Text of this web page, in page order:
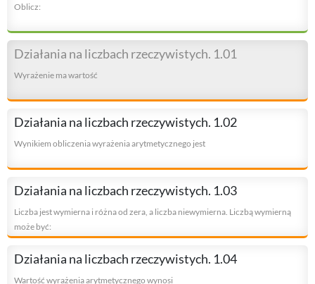
Oblicz:
Działania na liczbach rzeczywistych. 1.01
Wyrażenie ma wartość
Działania na liczbach rzeczywistych. 1.02
Wynikiem obliczenia wyrażenia arytmetycznego jest
Działania na liczbach rzeczywistych. 1.03
Liczba jest wymierna i różna od zera, a liczba niewymierna. Liczbą wymierną
może być:
Działania na liczbach rzeczywistych. 1.04
Wartość wyrażenia arytmetycznego wynosi